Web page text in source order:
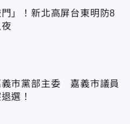
」！新北高屏台東明防8
義市黨部主委 嘉義市議員
選！